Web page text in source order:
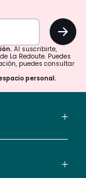
OK
Al suscribirte,
La Redoute. Puedes
puedes consultar
personal.